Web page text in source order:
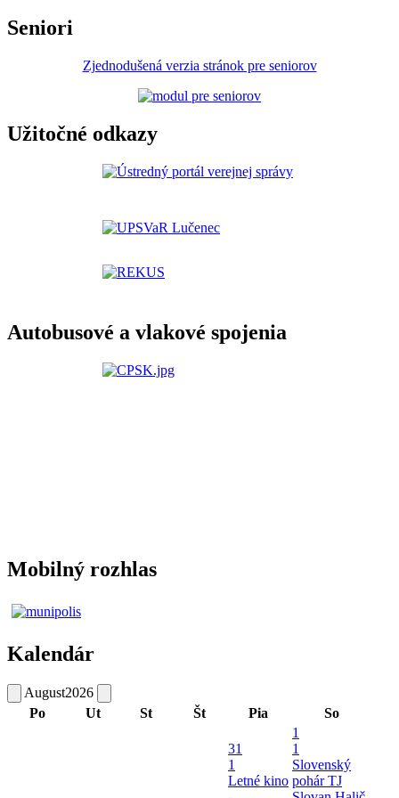
Seniori
Zjednodušená verzia stránok pre seniorov
Užitočné odkazy
Autobusové a vlakové spojenia
Mobilný rozhlas
Kalendár
August2026
Po
Ut St Št Pia So
31
1
Letné kino
1
1
Slovenský
pohár TJ